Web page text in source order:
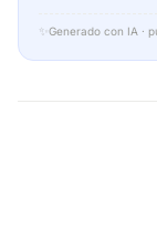
✨ Generado con IA ·